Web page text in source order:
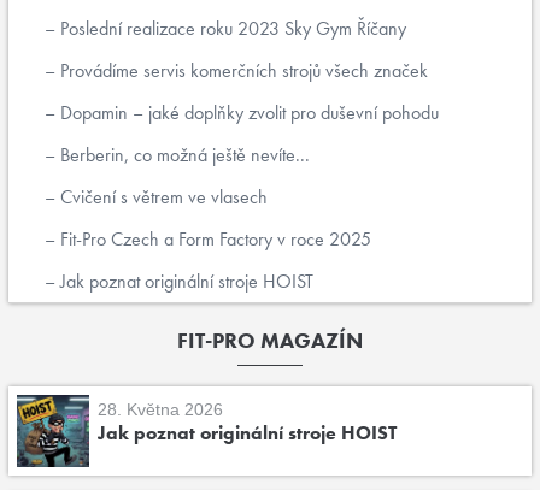
Poslední realizace roku 2023 Sky Gym Říčany
Provádíme servis komerčních strojů všech značek
Dopamin – jaké doplňky zvolit pro duševní pohodu
Berberin, co možná ještě nevíte...
Cvičení s větrem ve vlasech
Fit-Pro Czech a Form Factory v roce 2025
Jak poznat originální stroje HOIST
FIT-PRO MAGAZÍN
28. Května 2026
Jak poznat originální stroje HOIST